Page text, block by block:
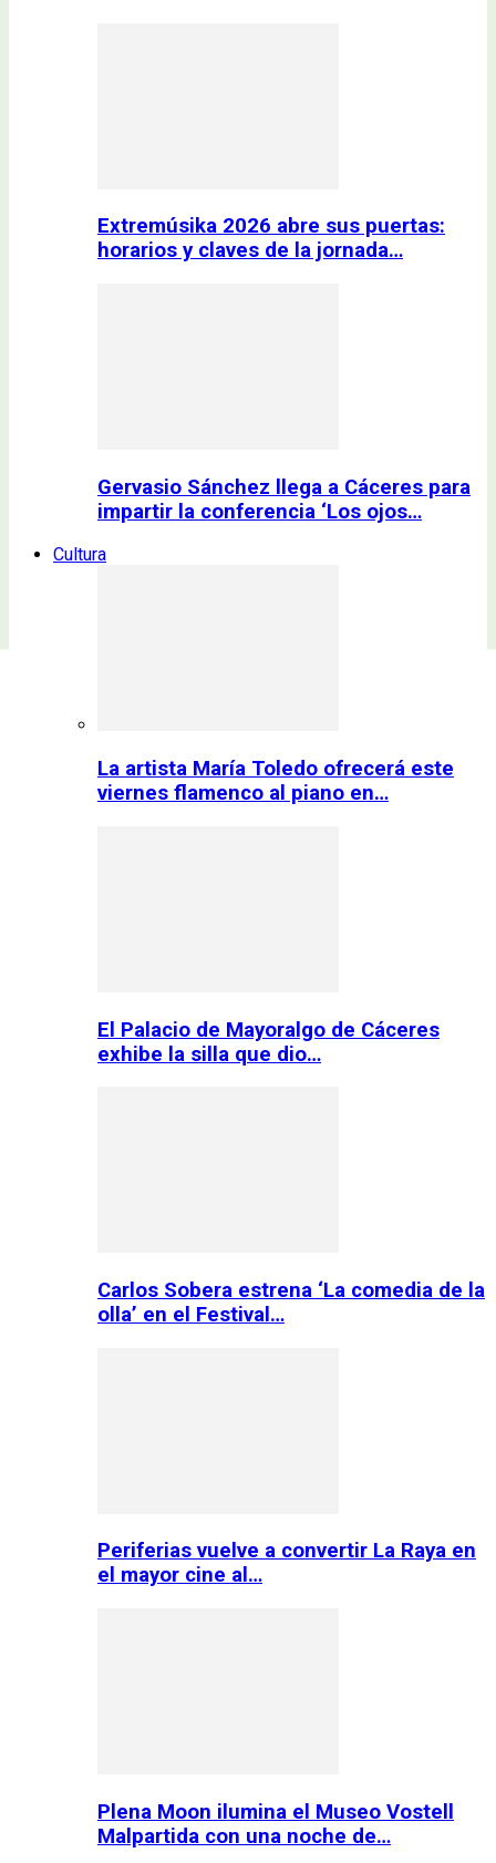
Extremúsika 2026 abre sus puertas:
horarios y claves de la jornada…
Gervasio Sánchez llega a Cáceres para
impartir la conferencia ‘Los ojos…
Cultura
La artista María Toledo ofrecerá este
viernes flamenco al piano en…
El Palacio de Mayoralgo de Cáceres
exhibe la silla que dio…
Carlos Sobera estrena ‘La comedia de la
olla’ en el Festival…
Periferias vuelve a convertir La Raya en
el mayor cine al…
Plena Moon ilumina el Museo Vostell
Malpartida con una noche de…